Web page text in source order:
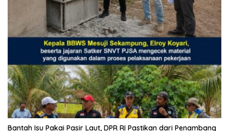
Bantah Isu Pakai Pasir Laut, DPR RI Pastikan dari Penambang